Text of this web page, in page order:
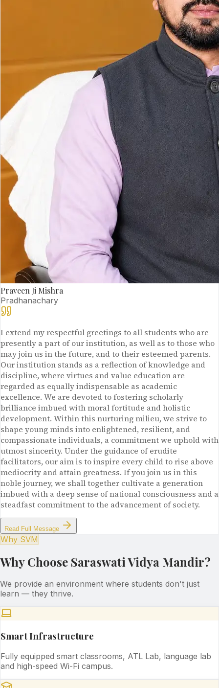
Praveen Ji Mishra
Pradhanachary
I extend my respectful greetings to all students who are
presently a part of our institution, as well as to those who
may join us in the future, and to their esteemed parents.
Our institution stands as a reflection of knowledge and
discipline, where virtues and value education are
regarded as equally indispensable as academic
excellence. We are devoted to fostering scholarly
brilliance imbued with moral fortitude and holistic
development. Within this nurturing milieu, we strive to
shape young minds into enlightened, resilient, and
compassionate individuals, a commitment we uphold with
utmost sincerity. Under the guidance of erudite
facilitators, our aim is to inspire every child to rise above
mediocrity and attain greatness. If you join us in this
noble journey, we shall together cultivate a generation
imbued with a deep sense of national consciousness and a
steadfast commitment to the advancement of society.
Read Full Message
Why SVM
Why Choose Saraswati Vidya Mandir?
We provide an environment where students don't just
learn — they thrive.
Smart Infrastructure
Fully equipped smart classrooms, ATL Lab, language lab
and high-speed Wi-Fi campus.